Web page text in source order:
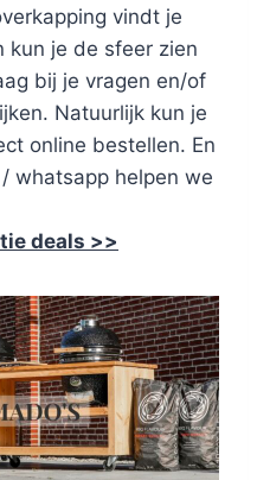
vindt je
kun je de sfeer zien
bij je vragen en/of
Natuurlijk kun je
online bestellen. En
whatsapp helpen we
deals >>